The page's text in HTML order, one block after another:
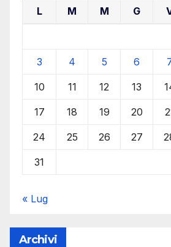
L M M G
3 4 5 6
10 11 12 13
17 18 19 20
24 25 26 27
31
« Lug
Archivi